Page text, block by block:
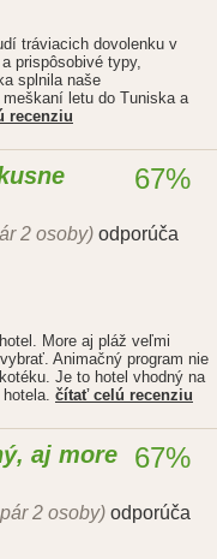
tráviacich dovolenku v
prispôsobivé typy,
splnila naše
letu do Tuniska a
recenziu
2 osoby) odporúča
67%
More aj pláž veľmi
Animačný program nie
Je to hotel vhodný na
čítať celú recenziu
aj more
2 osoby) odporúča
67%